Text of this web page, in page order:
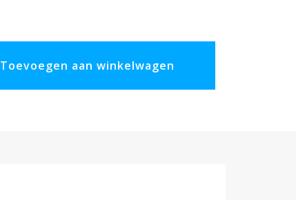
Toevoegen aan winkelwagen